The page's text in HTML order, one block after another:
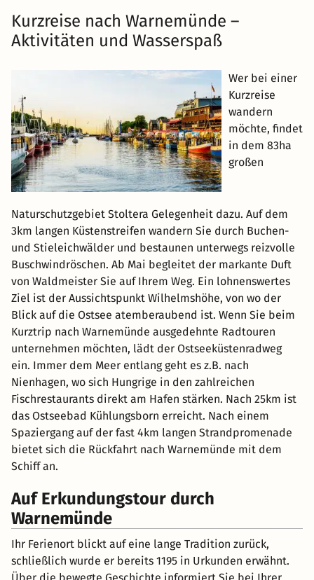
Kurzreise nach Warnemünde –
Aktivitäten und Wasserspaß
Wer bei einer
Kurzreise
wandern
möchte, findet
in dem 83ha
großen
Naturschutzgebiet Stoltera Gelegenheit dazu. Auf dem
3km langen Küstenstreifen wandern Sie durch Buchen-
und Stieleichwälder und bestaunen unterwegs reizvolle
Buschwindröschen. Ab Mai begleitet der markante Duft
von Waldmeister Sie auf Ihrem Weg. Ein lohnenswertes
Ziel ist der Aussichtspunkt Wilhelmshöhe, von wo der
Blick auf die Ostsee atemberaubend ist. Wenn Sie beim
Kurztrip nach Warnemünde ausgedehnte Radtouren
unternehmen möchten, lädt der Ostseeküstenradweg
ein. Immer dem Meer entlang geht es z.B. nach
Nienhagen, wo sich Hungrige in den zahlreichen
Fischrestaurants direkt am Hafen stärken. Nach 25km ist
das Ostseebad Kühlungsborn erreicht. Nach einem
Spaziergang auf der fast 4km langen Strandpromenade
bietet sich die Rückfahrt nach Warnemünde mit dem
Schiff an.
Auf Erkundungstour durch
Warnemünde
Ihr Ferienort blickt auf eine lange Tradition zurück,
schließlich wurde er bereits 1195 in Urkunden erwähnt.